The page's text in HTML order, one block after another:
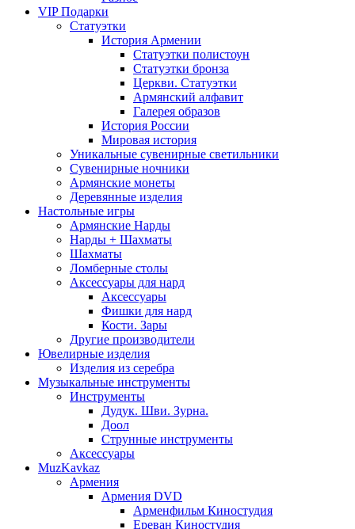
VIP Подарки
Статуэтки
История Армении
Статуэтки полистоун
Статуэтки бронза
Церкви. Статуэтки
Армянский алфавит
Галерея образов
История России
Мировая история
Уникальные сувенирные светильники
Сувенирные ночники
Армянские монеты
Деревянные изделия
Настольные игры
Армянские Нарды
Нарды + Шахматы
Шахматы
Ломберные столы
Аксессуары для нард
Аксессуары
Фишки для нард
Кости. Зары
Другие производители
Ювелирные изделия
Изделия из серебра
Музыкальные инструменты
Инструменты
Дудук. Шви. Зурна.
Доол
Струнные инструменты
Аксессуары
MuzKavkaz
Армения
Армения DVD
Арменфильм Киностудия
Ереван Киностудия